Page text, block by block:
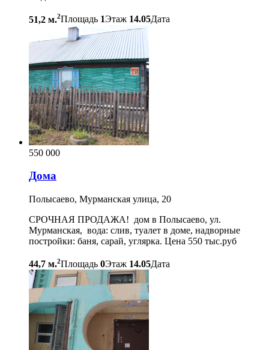
51,2 м.2Площадь 1Этаж 14.05Дата
550 000
Дома
Полысаево, Мурманская улица, 20
СРОЧНАЯ ПРОДАЖА! дом в Полысаево, ул.
Мурманская, вода: слив, туалет в доме, надворные
постройки: баня, сарай, углярка. Цена 550 тыс.руб
44,7 м.2Площадь 0Этаж 14.05Дата